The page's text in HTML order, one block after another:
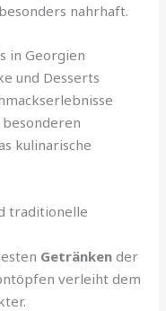
nahrhaft.
in Georgien
und Desserts
kulinarische
traditionelle
Getränken der
verleiht dem